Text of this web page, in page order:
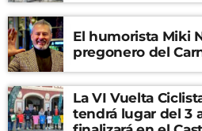
El humorista Miki
pregonero del
La VI Vuelta
tendrá lugar del 3